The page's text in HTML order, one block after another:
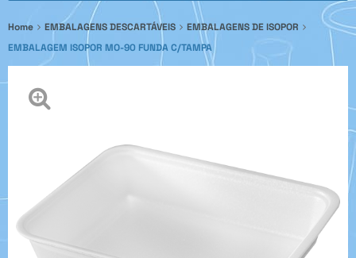
Home EMBALAGENS DESCARTÁVEIS
EMBALAGENS DE ISOPOR
EMBALAGEM ISOPOR MO-90 FUNDA C/TAMPA